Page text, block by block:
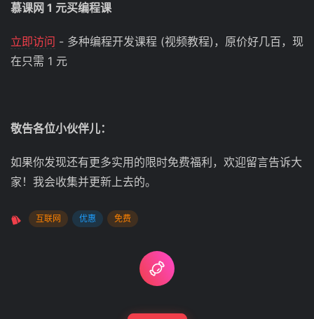
慕课网 1 元买编程课
立即访问 - 多种编程开发课程 (视频教程)，原价好几百，现
在只需 1 元
敬告各位小伙伴儿：
如果你发现还有更多实用的限时免费福利，欢迎留言告诉大
家！我会收集并更新上去的。
互联网 优惠 免费